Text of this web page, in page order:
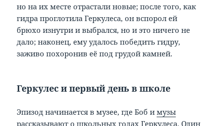
но на их месте отрастали новые; после того, как
гидра проглотила Геркулеса, он вспорол ей
брюхо изнутри и выбрался, но и это ничего не
дало; наконец, ему удалось победить гидру,
заживо похоронив её под грудой камней.
Геркулес и первый день в школе
Эпизод начинается в музее, где Боб имузы
рассказывают о школьных годах Геркулеса. Один